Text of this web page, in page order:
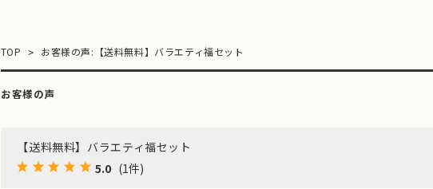
TOP お客様の声:【送料無料】バラエティ福セット
お客様の声
【送料無料】バラエティ福セット
5.0 (1件)